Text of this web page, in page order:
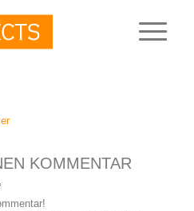
KOMMENTAR